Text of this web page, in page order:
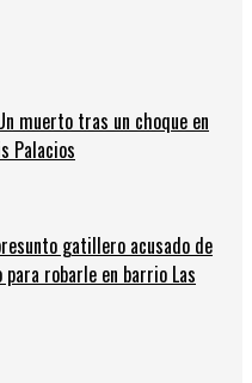
muerto tras un choque en
Palacios
gatillero acusado de
robarle en barrio Las